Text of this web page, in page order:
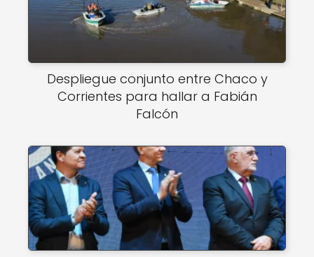
Despliegue conjunto entre Chaco y
Corrientes para hallar a Fabián
Falcón